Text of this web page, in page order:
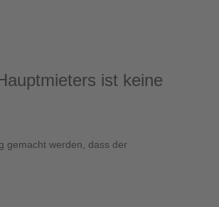
ist keine
gemacht werden, dass der